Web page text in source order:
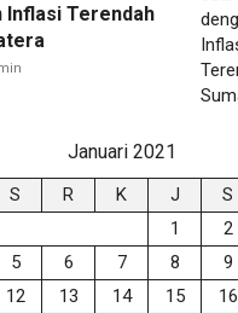
Inflasi Terendah
Januari 2021
S R K J S
1
2
5 6 7 8 9
12 13 14 15 16